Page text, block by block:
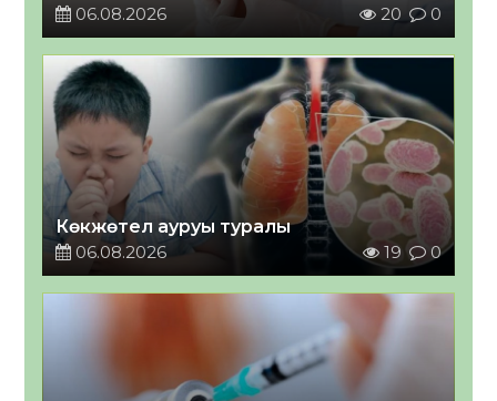
06.08.2026
20 0
Көкжөтел ауруы туралы
06.08.2026
19 0